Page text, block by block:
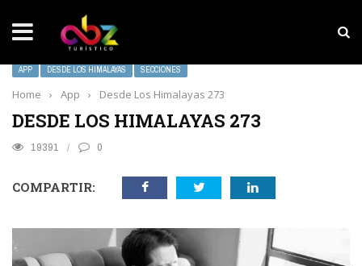
NOTICIAS SOBRESALIENTES
APP DESDE LOS HIMALAYAS SECCIONES
Home › App › Desde Los Himalayas 273
DESDE LOS HIMALAYAS 273
19391 0
COMPARTIR: